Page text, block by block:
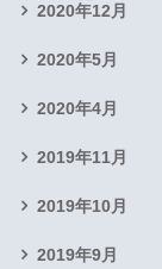
2020年12月
2020年5月
2020年4月
2019年11月
2019年10月
2019年9月